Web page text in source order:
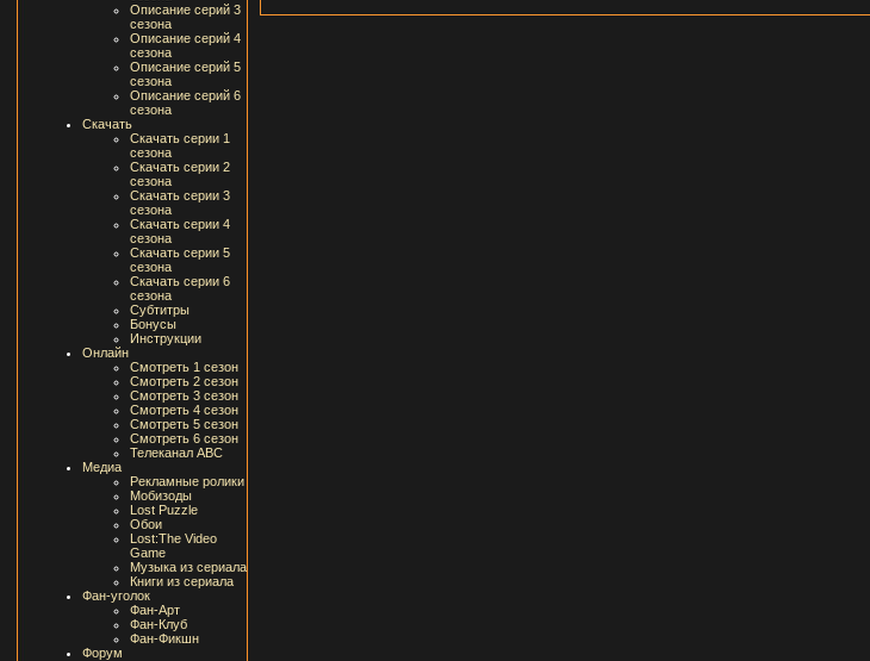
Описание серий 3
сезона
Описание серий 4
сезона
Описание серий 5
сезона
Описание серий 6
сезона
Скачать
Скачать серии 1
сезона
Скачать серии 2
сезона
Скачать серии 3
сезона
Скачать серии 4
сезона
Скачать серии 5
сезона
Скачать серии 6
сезона
Субтитры
Бонусы
Инструкции
Онлайн
Смотреть 1 сезон
Смотреть 2 сезон
Смотреть 3 сезон
Смотреть 4 сезон
Смотреть 5 сезон
Смотреть 6 сезон
Телеканал ABC
Медиа
Рекламные ролики
Мобизоды
Lost Puzzle
Обои
Lost:The Video
Game
Музыка из сериала
Книги из сериала
Фан-уголок
Фан-Арт
Фан-Клуб
Фан-Фикшн
Форум